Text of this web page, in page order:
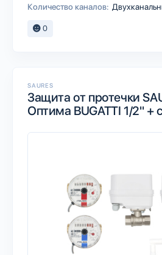
Количество каналов:
0
SAURES
Защита от протечки
Оптима BUGATTI 1/2" +